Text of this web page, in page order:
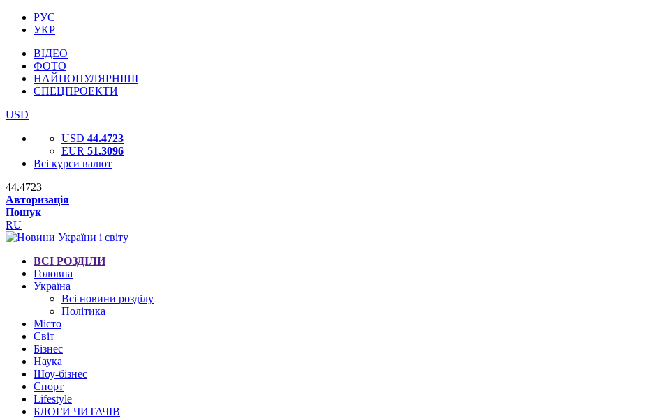
РУС
УКР
ВІДЕО
ФОТО
НАЙПОПУЛЯРНІШІ
СПЕЦПРОЕКТИ
USD
USD 44.4723
EUR 51.3096
Всі курси валют
44.4723
Авторизація
Пошук
RU
ВСІ РОЗДІЛИ
Головна
Україна
Всі новини розділу
Політика
Місто
Світ
Бізнес
Наука
Шоу-бізнес
Спорт
Lifestyle
БЛОГИ ЧИТАЧІВ